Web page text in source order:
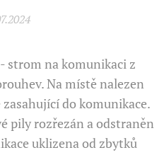
strom na komunikaci z
Na místě nalezen
do komunikace.
pily rozřezán a odstraněn
uklizena od zbytků